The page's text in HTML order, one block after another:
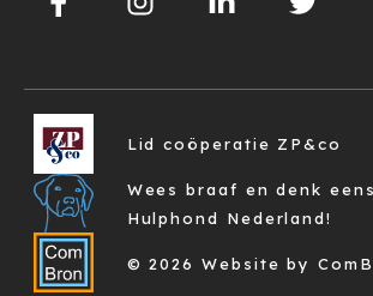
Lid coöperatie ZP&co
Wees braaf en denk
Hulphond Nederland!
© 2026 Website by